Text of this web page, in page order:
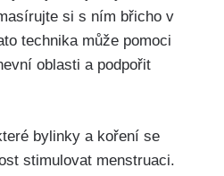
si s ním břicho v
technika může pomoci
oblasti a podpořit
bylinky a koření se
stimulovat menstruaci.